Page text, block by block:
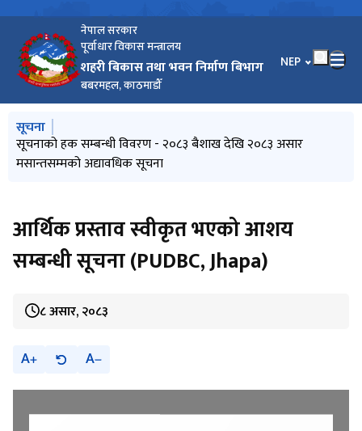
नेपाल सरकार
पूर्वाधार विकास मन्त्रालय
शहरी बिकास तथा भवन निर्माण बिभाग
बबरमहल, काठमाडौँ
भाषा चयन गर्नुहोस्
NEP
मुख्य नेभिगेसनमा जानुहोस्
सूचना
Pre-bid Querries सम्बन्धि सूचना |
सूचनाको हक सम्बन्धी विवरण - २०८३ बैशाख देखि २०८३ असार
मसान्तसम्मको अद्यावधिक सूचना
प्रस्ताव स्वीकृतिको आशयपत्र
आर्थिक प्रस्ताव खोल्न आउने बारे सूचना
Re-invitation for sealed quotation : Procurement of
Electronic Equipment (DUDBC/SQ/GOODS/ 05/082-83 )
आर्थिक प्रस्ताव स्वीकृत भएको आशय
सम्बन्धी सूचना (PUDBC, Jhapa)
८ असार, २०८३
A A